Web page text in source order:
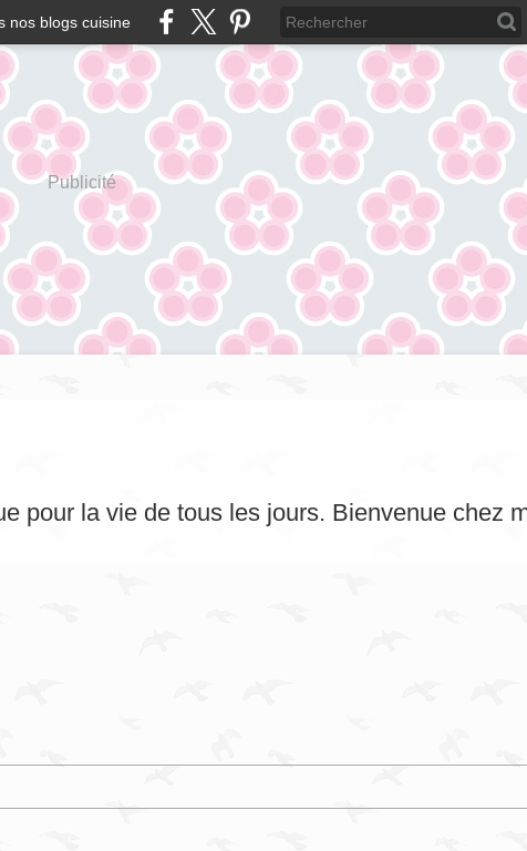
nos blogs cuisine
Publicité
pour la vie de tous les jours. Bienvenue chez